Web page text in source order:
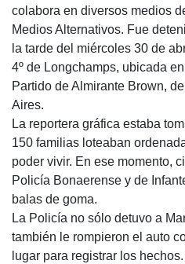
colabora en diversos medios
Medios Alternativos. Fue
la tarde del miércoles 30 de
4º de Longchamps, ubicada
Partido de Almirante Brown,
Aires.
La reportera gráfica estaba
150 familias loteaban
poder vivir. En ese momento,
Policía Bonaerense y de
balas de goma.
La Policía no sólo detuvo a
también le rompieron el auto
lugar para registrar los